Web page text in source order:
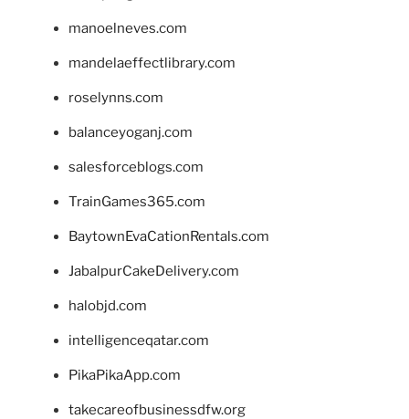
manoelneves.com
mandelaeffectlibrary.com
roselynns.com
balanceyoganj.com
salesforceblogs.com
TrainGames365.com
BaytownEvaCationRentals.com
JabalpurCakeDelivery.com
halobjd.com
intelligenceqatar.com
PikaPikaApp.com
takecareofbusinessdfw.org